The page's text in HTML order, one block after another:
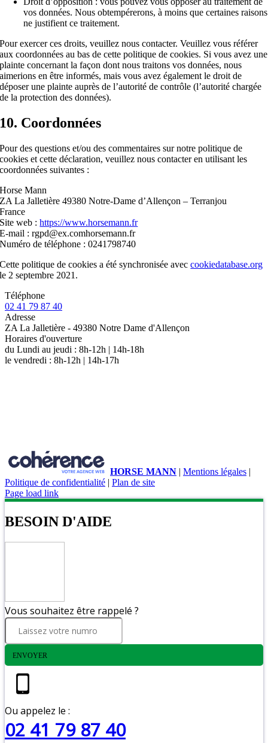
vos données. Nous obtempérerons, à moins que certaines raisons
ne justifient ce traitement.
Pour exercer ces droits, veuillez nous contacter. Veuillez vous référer
aux coordonnées au bas de cette politique de cookies. Si vous avez une
plainte concernant la façon dont nous traitons vos données, nous
aimerions en être informés, mais vous avez également le droit de
déposer une plainte auprès de l’autorité de contrôle (l’autorité chargée
de la protection des données).
10. Coordonnées
Pour des questions et/ou des commentaires sur notre politique de
cookies et cette déclaration, veuillez nous contacter en utilisant les
coordonnées suivantes :
Horse Mann
ZA La Jalletière 49380 Notre-Dame d’Allençon – Terranjou
France
Site web :https://www.horsemann.fr
E-mail :rgpd@ex.comhorsemann.fr
Numéro de téléphone : 0241798740
Cette politique de cookies a été synchronisée aveccookiedatabase.org
le 2 septembre 2021.
Téléphone
02 41 79 87 40
Adresse
ZA La Jalletière - 49380 Notre Dame d'Allençon
Horaires d'ouverture
du Lundi au jeudi : 8h-12h | 14h-18h
le vendredi : 8h-12h | 14h-17h
HORSE MANN | Mentions légales |
Politique de confidentialité | Plan de site
Page load link
BESOIN D'AIDE
Vous souhaitez être rappelé ?
ENVOYER
Ou appelez le :
02 41 79 87 40